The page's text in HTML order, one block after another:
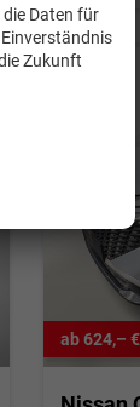
ab 624,–
Daten für
Zukunft